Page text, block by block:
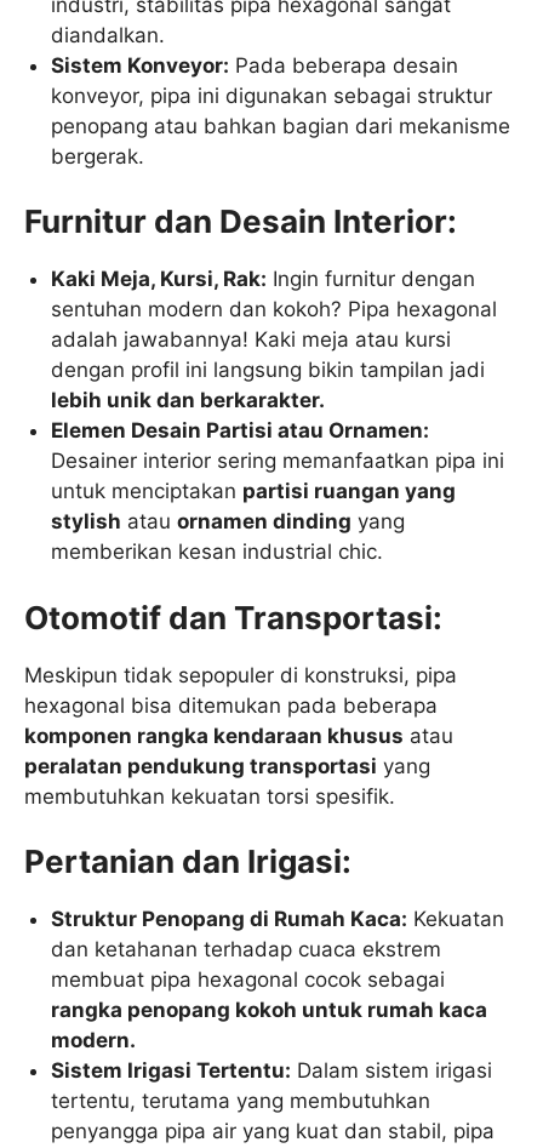
diandalkan.
Sistem Konveyor: Pada beberapa desain
konveyor, pipa ini digunakan sebagai struktur
penopang atau bahkan bagian dari mekanisme
bergerak.
Furnitur dan Desain Interior:
Kaki Meja, Kursi, Rak: Ingin furnitur dengan
sentuhan modern dan kokoh? Pipa hexagonal
adalah jawabannya! Kaki meja atau kursi
dengan profil ini langsung bikin tampilan jadi
lebih unik dan berkarakter.
Elemen Desain Partisi atau Ornamen:
Desainer interior sering memanfaatkan pipa ini
untuk menciptakan partisi ruangan yang
stylish atauornamen dinding yang
memberikan kesan industrial chic.
Otomotif dan Transportasi:
Meskipun tidak sepopuler di konstruksi, pipa
hexagonal bisa ditemukan pada beberapa
komponen rangka kendaraan khusus atau
peralatan pendukung transportasi yang
membutuhkan kekuatan torsi spesifik.
Pertanian dan Irigasi:
Struktur Penopang di Rumah Kaca: Kekuatan
dan ketahanan terhadap cuaca ekstrem
membuat pipa hexagonal cocok sebagai
rangka penopang kokoh untuk rumah kaca
modern.
Sistem Irigasi Tertentu: Dalam sistem irigasi
tertentu, terutama yang membutuhkan
penyangga pipa air yang kuat dan stabil, pipa